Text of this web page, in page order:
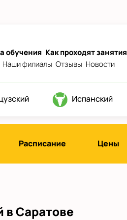
обучения Как проходят занятия
Наши филиалы Отзывы Новости
Испанский
Расписание Цены
в Саратове